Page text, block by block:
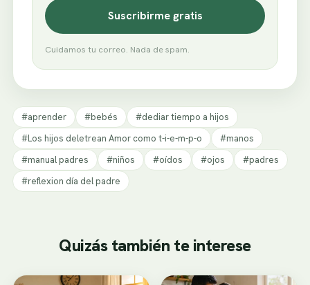
Suscribirme gratis
Cuidamos tu correo. Nada de spam.
#aprender #bebés
#dediar tiempo a hijos
#Los hijos deletrean Amor como t-i-e-m-p-o
#manos
#manual padres
#niños #oídos #ojos
#padres
#reflexion día del padre
Quizás también te interese